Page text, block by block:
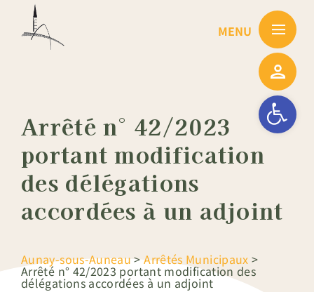
Ouvrir la
Arrêté n° 42/2023
portant modification
des délégations
accordées à un adjoint
Aunay-sous-Auneau>Arrêtés Municipaux >
Arrêté n° 42/2023 portant modification des
délégations accordées à un adjoint